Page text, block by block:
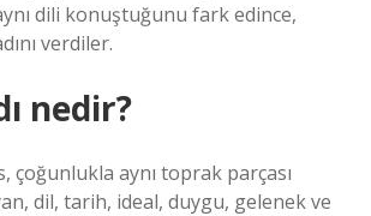
dili konuştuğunu fark edince,
verdiler.
nedir?
çoğunlukla aynı toprak parçası
dil, tarih, ideal, duygu, gelenek ve